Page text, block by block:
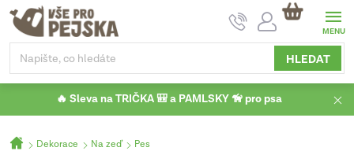
Přejít
obsah
HLEDAT
NÁKUPNÍ
KOŠÍK
🔥 Sleva na TRIČKA 🎒 a PAMLSKY 🦮 pro psa
DomůDekorace Na zeď Pes